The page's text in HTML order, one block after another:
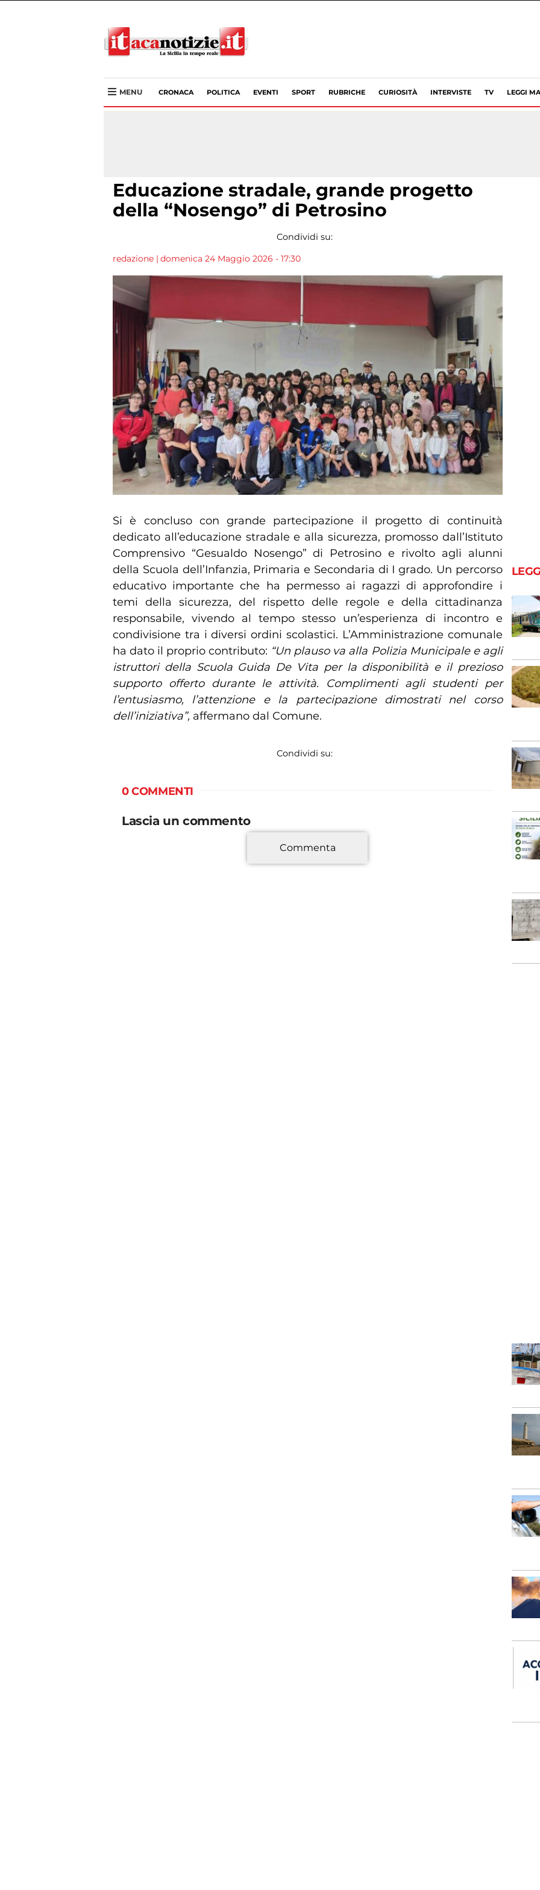
MENU CRONACA POLITICA EVENTI SPORT RUBRICHE CURIOSITÀ INTERVISTE TV LEGGI
Educazione stradale, grande progetto
della “Nosengo” di Petrosino
Condividi su:
redazione | domenica 24 Maggio 2026 - 17:30
Si è concluso con grande partecipazione il progetto di continuità
dedicato all’educazione stradale e alla sicurezza, promosso dall’Istituto
Comprensivo “Gesualdo Nosengo” di Petrosino e rivolto agli alunni
della Scuola dell’Infanzia, Primaria e Secondaria di I grado. Un percorso
educativo importante che ha permesso ai ragazzi di approfondire i
temi della sicurezza, del rispetto delle regole e della cittadinanza
responsabile, vivendo al tempo stesso un’esperienza di incontro e
condivisione tra i diversi ordini scolastici. L’Amministrazione comunale
ha dato il proprio contributo: “Un plauso va alla Polizia Municipale e agli
istruttori della Scuola Guida De Vita per la disponibilità e il prezioso
supporto offerto durante le attività. Complimenti agli studenti per
l’entusiasmo, l’attenzione e la partecipazione dimostrati nel corso
dell’iniziativa”, affermano dal Comune.
Condividi su:
0 COMMENTI
Lascia un commento
Commenta